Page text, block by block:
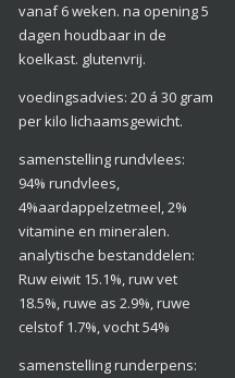
vanaf 6 weken. na opening 5
dagen houdbaar in de
koelkast. glutenvrij.
voedingsadvies: 20 á 30 gram
per kilo lichaamsgewicht.
samenstelling rundvlees:
94% rundvlees,
4%aardappelzetmeel, 2%
vitamine en mineralen.
analytische bestanddelen:
Ruw eiwit 15.1%, ruw vet
18.5%, ruwe as 2.9%, ruwe
celstof 1.7%, vocht 54%
samenstelling runderpens: